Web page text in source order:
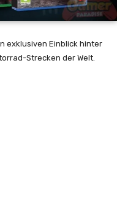
exklusiven Einblick hinter
Strecken der Welt.